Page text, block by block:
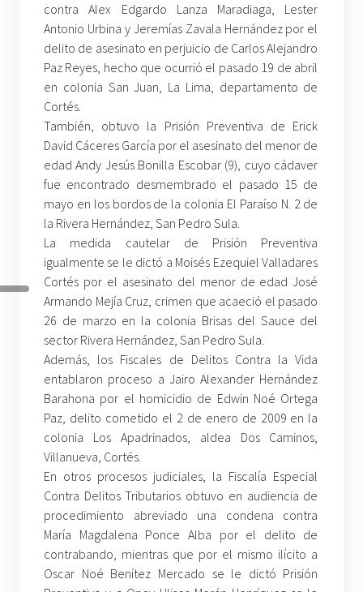
contra Alex Edgardo Lanza Maradiaga, Lester
Antonio Urbina y Jeremías Zavala Hernández por el
delito de asesinato en perjuicio de Carlos Alejandro
Paz Reyes, hecho que ocurrió el pasado 19 de abril
en colonia San Juan, La Lima, departamento de
Cortés.
También, obtuvo la Prisión Preventiva de Erick
David Cáceres García por el asesinato del menor de
edad Andy Jesús Bonilla Escobar (9), cuyo cádaver
fue encontrado desmembrado el pasado 15 de
mayo en los bordos de la colonia El Paraíso N. 2 de
la Rivera Hernández, San Pedro Sula.
La medida cautelar de Prisión Preventiva
igualmente se le dictó a Moisés Ezequiel Valladares
Cortés por el asesinato del menor de edad José
Armando Mejía Cruz, crimen que acaeció el pasado
26 de marzo en la colonia Brisas del Sauce del
sector Rivera Hernández, San Pedro Sula.
Además, los Fiscales de Delitos Contra la Vida
entablaron proceso a Jairo Alexander Hernández
Barahona por el homicidio de Edwin Noé Ortega
Paz, delito cometido el 2 de enero de 2009 en la
colonia Los Apadrinados, aldea Dos Caminos,
Villanueva, Cortés.
En otros procesos judiciales, la Fiscalía Especial
Contra Delitos Tributarios obtuvo en audiencia de
procedimiento abreviado una condena contra
María Magdalena Ponce Alba por el delito de
contrabando, mientras que por el mismo ilícito a
Oscar Noé Benítez Mercado se le dictó Prisión